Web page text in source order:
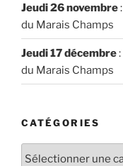
Jeudi 26 novembre
du Marais Champs
Jeudi 17 décembre
du Marais Champs
CATÉGORIES
Catégories